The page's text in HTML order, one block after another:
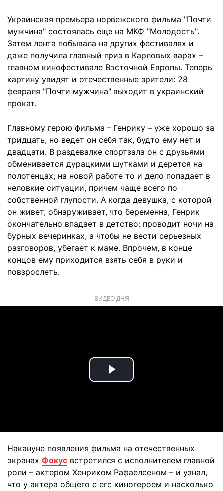
Украинская премьера норвежского фильма "Почти
мужчина" состоялась еще на МКФ "Молодость".
Затем лента побывала на других фестивалях и
даже получила главный приз в Карловых варах –
главном кинофестивале Восточной Европы. Теперь
картину увидят и отечественные зрители: 28
февраля "Почти мужчина" выходит в украинский
прокат.
Главному герою фильма – Генрику – уже хорошо за
тридцать, но ведет он себя так, будто ему нет и
двадцати. В раздевалке спортзала он с друзьями
обменивается дурацкими шутками и дерется на
полотенцах, на новой работе то и дело попадает в
неловкие ситуации, причем чаще всего по
собственной глупости. А когда девушка, с которой
он живет, обнаруживает, что беременна, Генрик
окончательно впадает в детство: проводит ночи на
бурных вечеринках, а чтобы не вести серьезных
разговоров, убегает к маме. Впрочем, в конце
концов ему приходится взять себя в руки и
повзрослеть.
ВИДЕО ДНЯ
Play
Накануне появления фильма на отечественных
экранах Фокус встретился с исполнителем главной
роли – актером Хенриком Рафаелсеном – и узнал,
что у актера общего с его киногероем и насколько